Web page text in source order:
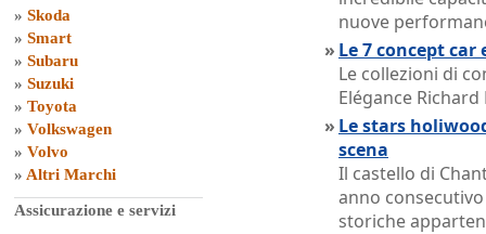
» Skoda
» Smart
» Subaru
» Suzuki
» Toyota
» Volkswagen
» Volvo
» Altri Marchi
Assicurazione e servizi
nuove
» Le 7 concept
Le collezioni di
Elégance Richard
» Le stars
scena
Il castello di
anno
storiche